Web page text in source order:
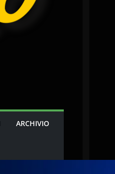
ARCHIVIO